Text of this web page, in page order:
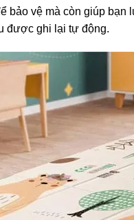
bảo vệ mà còn giúp
được ghi lại tự động.